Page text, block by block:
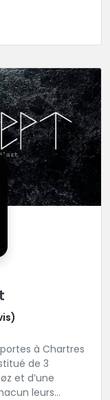
à Chartres
de 3
et d’une
leurs